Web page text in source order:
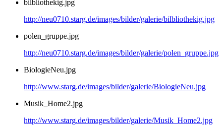
bilbliothekig.jpg
http://neu0710.starg.de/images/bilder/galerie/bilbliothekig.jpg
polen_gruppe.jpg
http://neu0710.starg.de/images/bilder/galerie/polen_gruppe.jpg
BiologieNeu.jpg
http://www.starg.de/images/bilder/galerie/BiologieNeu.jpg
Musik_Home2.jpg
http://www.starg.de/images/bilder/galerie/Musik_Home2.jpg